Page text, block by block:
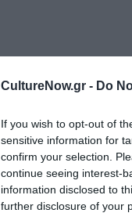
CultureNow.gr - Do
If you wish to opt-out of
sensitive information for
confirm your selection.
continue seeing interest-
information disclosed to
further disclosure of your